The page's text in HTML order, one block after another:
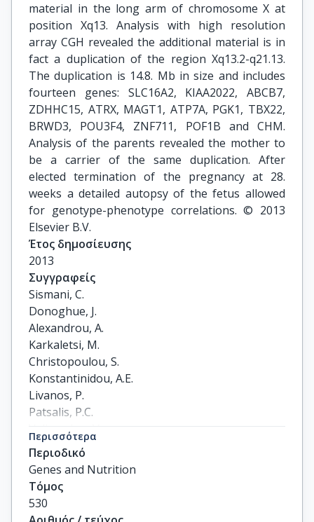
material in the long arm of chromosome X at
position Xq13. Analysis with high resolution
array CGH revealed the additional material is in
fact a duplication of the region Xq13.2-q21.13.
The duplication is 14.8. Mb in size and includes
fourteen genes: SLC16A2, KIAA2022, ABCB7,
ZDHHC15, ATRX, MAGT1, ATP7A, PGK1, TBX22,
BRWD3, POU3F4, ZNF711, POF1B and CHM.
Analysis of the parents revealed the mother to
be a carrier of the same duplication. After
elected termination of the pregnancy at 28.
weeks a detailed autopsy of the fetus allowed
for genotype-phenotype correlations. © 2013
Elsevier B.V.
Έτος δημοσίευσης
2013
Συγγραφείς
Sismani, C.
Donoghue, J.
Alexandrou, A.
Karkaletsi, M.
Christopoulou, S.
Konstantinidou, A.E.
Livanos, P.
Patsalis, P.C.
Velissariou, V.
Περισσότερα
Περιοδικό
Genes and Nutrition
Τόμος
530